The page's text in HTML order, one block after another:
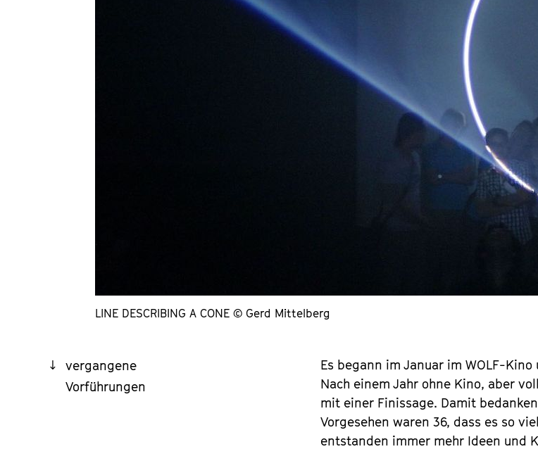
LINE DESCRIBING A CONE © Gerd Mittelberg
vergangene
Vorführungen
Es begann im Januar im WOLF-
Nach einem Jahr ohne Kino, aber
mit einer Finissage. Damit
Vorgesehen waren 36, dass es so
entstanden immer mehr Ideen und